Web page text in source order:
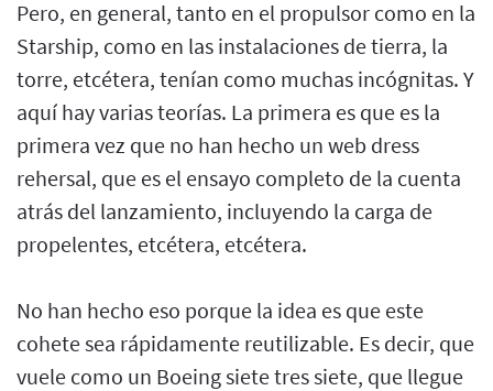
Pero, en general, tanto en el propulsor como en la
Starship, como en las instalaciones de tierra, la
torre, etcétera, tenían como muchas incógnitas. Y
aquí hay varias teorías. La primera es que es la
primera vez que no han hecho un web dress
rehersal, que es el ensayo completo de la cuenta
atrás del lanzamiento, incluyendo la carga de
propelentes, etcétera, etcétera.
No han hecho eso porque la idea es que este
cohete sea rápidamente reutilizable. Es decir, que
vuele como un Boeing siete tres siete, que llegue